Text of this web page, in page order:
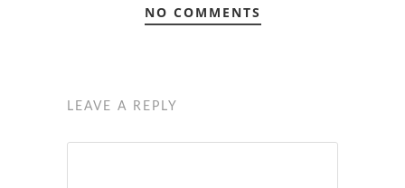
NO COMMENTS
LEAVE A REPLY